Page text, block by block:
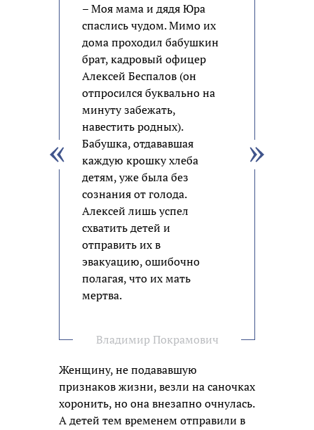
– Моя мама и дядя Юра
спаслись чудом. Мимо их
дома проходил бабушкин
брат, кадровый офицер
Алексей Беспалов (он
отпросился буквально на
минуту забежать,
навестить родных).
Бабушка, отдававшая
каждую крошку хлеба
детям, уже была без
сознания от голода.
Алексей лишь успел
схватить детей и
отправить их в
эвакуацию, ошибочно
полагая, что их мать
мертва.
Владимир Покрамович
Женщину, не подававшую
признаков жизни, везли на саночках
хоронить, но она внезапно очнулась.
А детей тем временем отправили в